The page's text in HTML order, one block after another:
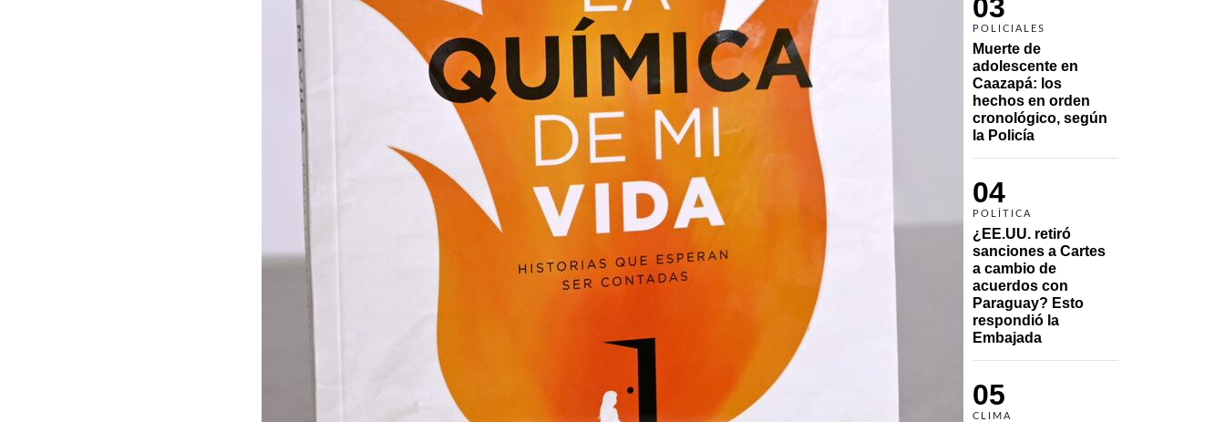
03
POLICIALES
Muerte de
adolescente en
Caazapá: los
hechos en orden
cronológico, según
la Policía
04
POLÍTICA
¿EE.UU. retiró
sanciones a Cartes
a cambio de
acuerdos con
Paraguay? Esto
respondió la
Embajada
05
CLIMA